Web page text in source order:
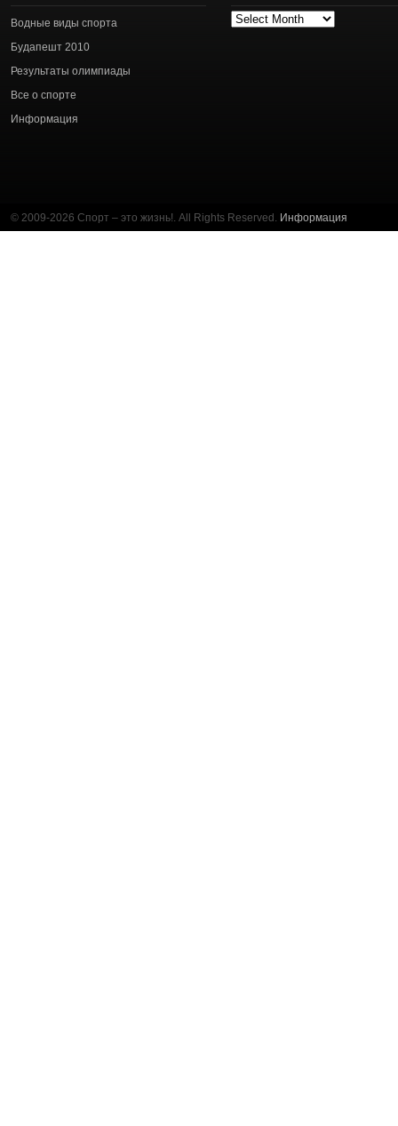
Водные виды спорта
Будапешт 2010
Результаты олимпиады
Все о спорте
Информация
Архив
© 2009-2026 Спорт – это жизнь!. All Rights Reserved. Информация